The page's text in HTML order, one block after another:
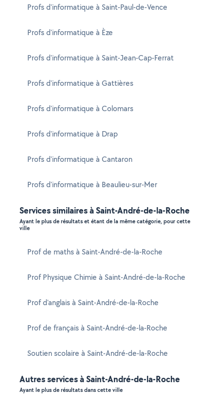
Profs d'informatique à Saint-Paul-de-Vence
Profs d'informatique à Èze
Profs d'informatique à Saint-Jean-Cap-Ferrat
Profs d'informatique à Gattières
Profs d'informatique à Colomars
Profs d'informatique à Drap
Profs d'informatique à Cantaron
Profs d'informatique à Beaulieu-sur-Mer
Services similaires à Saint-André-de-la-Roche
Ayant le plus de résultats et étant de la même catégorie, pour cette
ville
Prof de maths à Saint-André-de-la-Roche
Prof Physique Chimie à Saint-André-de-la-Roche
Prof d'anglais à Saint-André-de-la-Roche
Prof de français à Saint-André-de-la-Roche
Soutien scolaire à Saint-André-de-la-Roche
Autres services à Saint-André-de-la-Roche
Ayant le plus de résultats dans cette ville